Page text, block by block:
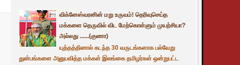
விக்னேஸ்வரனின் மறு உருவம்! தெரிவுசெய்த
மக்களை தெருவில் விட மேற்கொள்ளும் முயற்சியா?
அல்லது ......(குணா)
யுத்தத்தினால் கடந்த 30 வருடங்களாக பல்வேறு
துன்பங்களை அனுபவித்த மக்கள் இலங்கை தமிழர்கள் ஒன்றுபட்ட